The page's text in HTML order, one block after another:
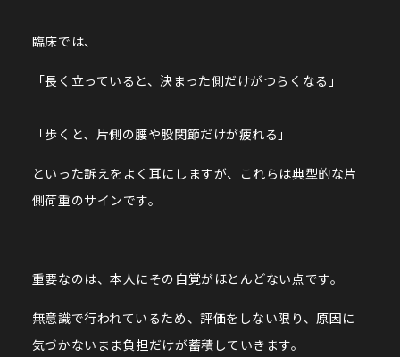
臨床では、
「長く立っていると、決まった側だけがつらくなる」
「歩くと、片側の腰や股関節だけが疲れる」
といった訴えをよく耳にしますが、これらは典型的な片
側荷重のサインです。
重要なのは、本人にその自覚がほとんどない点です。
無意識で行われているため、評価をしない限り、原因に
気づかないまま負担だけが蓄積していきます。